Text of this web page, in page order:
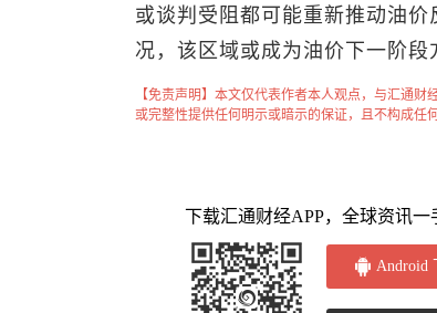
或谈判受阻都可能重新推动油
况，该区域或成为油价下一阶段
【免责声明】本文仅代表作者本人观点，与汇通
或完整性提供任何明示或暗示的保证，且不构成任
下载汇通财经APP，全球资讯一
Android